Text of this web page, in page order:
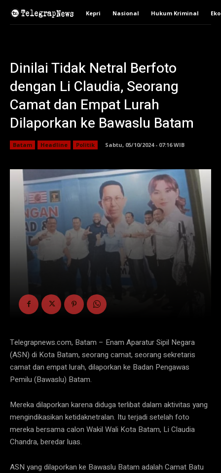
Kepri Nasional Hukum Kriminal
Dinilai Tidak Netral Berfoto
dengan Li Claudia, Seorang
Camat dan Empat Lurah
Dilaporkan ke Bawaslu Batam
Batam Headline Politik Sabtu, 05/10/2024 - 07:16 WIB
Telegrapnews.com, Batam – Enam Aparatur Sipil Negara
(ASN) di Kota Batam, seorang camat, seorang sekretaris
camat dan empat lurah, dilaporkan ke Badan Pengawas
Pemilu (Bawaslu) Batam.
Mereka dilaporkan karena diduga terlibat dalam aktivitas yang
mengindikasikan ketidaknetralan. Itu terjadi setelah foto
mereka bersama calon Wakil Wali Kota Batam, Li Claudia
Chandra, beredar luas.
ASN yang dilaporkan ke Bawaslu Batam adalah Camat Batu